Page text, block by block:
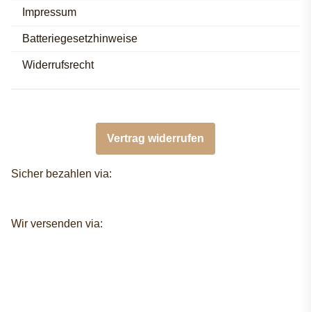
Impressum
Batteriegesetzhinweise
Widerrufsrecht
Vertrag widerrufen
Sicher bezahlen via:
Wir versenden via: